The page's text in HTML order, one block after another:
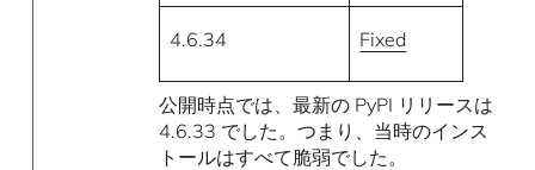
4.6.34 Fixed
公開時点では、最新の PyPI リリースは
4.6.33 でした。つまり、当時のインス
トールはすべて脆弱でした。